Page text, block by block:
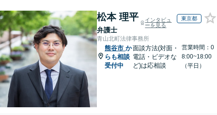
松本 理平
弁護士
インタビュ
ーを見る
東京都
青山北町法律事務所
熊谷市 か
らも相談
受付中
面談方法(対面・
電話・ビデオな
ど)は応相談
営業時間：0
8:00~18:00
（平日）